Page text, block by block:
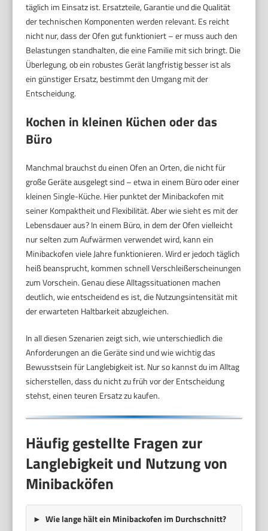
täglich im Einsatz ist. Ersatzteile, Garantie und die Qualität
der technischen Komponenten werden relevant. Es reicht
nicht nur, dass der Ofen gut funktioniert – er muss auch den
Belastungen standhalten, die eine Familie mit sich bringt. Die
Überlegung, ob ein robustes Gerät langfristig besser ist als
ein günstiger Ersatz, bestimmt den Umgang mit der
Entscheidung.
Kochen in kleinen Küchen oder das
Büro
Manchmal brauchst du einen Ofen an Orten, die nicht für
große Geräte ausgelegt sind – etwa in einem Büro oder einer
kleinen Single-Küche. Hier punktet der Minibackofen mit
seiner Kompaktheit und Flexibilität. Aber wie sieht es mit der
Lebensdauer aus? In einem Büro, in dem der Ofen vielleicht
nur selten zum Aufwärmen verwendet wird, kann ein
Minibackofen viele Jahre funktionieren. Wird er jedoch täglich
heiß beansprucht, kommen schnell Verschleißerscheinungen
zum Vorschein. Genau diese Alltagssituationen machen
deutlich, wie entscheidend es ist, die Nutzungsintensität mit
der erwarteten Haltbarkeit abzugleichen.
In all diesen Szenarien zeigt sich, wie unterschiedlich die
Anforderungen an die Geräte sind und wie wichtig das
Bewusstsein für Langlebigkeit ist. Nur so kannst du im Alltag
sicherstellen, dass du nicht zu früh vor der Entscheidung
stehst, einen teuren Ersatz zu kaufen.
Häufig gestellte Fragen zur
Langlebigkeit und Nutzung von
Minibacköfen
Wie lange hält ein Minibackofen im Durchschnitt?